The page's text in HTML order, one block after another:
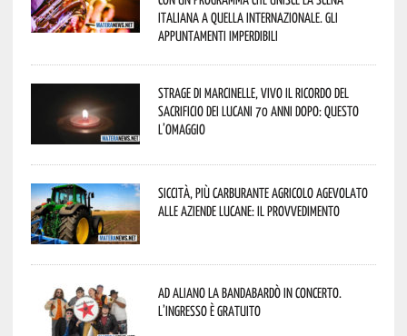
italiana a quella internazionale. Gli
appuntamenti imperdibili
Strage di Marcinelle, vivo il ricordo del
sacrificio dei lucani 70 anni dopo: questo
l’omaggio
Siccità, più carburante agricolo agevolato
alle aziende lucane: il provvedimento
Ad Aliano la Bandabardò in concerto.
L’ingresso è gratuito